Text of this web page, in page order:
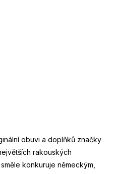
obuvi a doplňků značky
rakouských
konkuruje německým,